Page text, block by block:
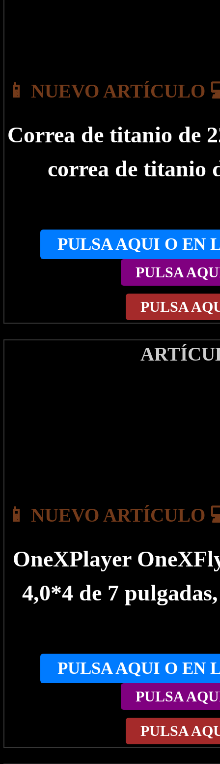
📱 NUEVO ARTÍCULO
Correa de titanio de
correa de titanio
PULSA AQUI O EN
PULSA
PULSA
📱 NUEVO ARTÍCULO
OneXPlayer
4,0*4 de 7
PULSA AQUI O EN
PULSA
PULSA